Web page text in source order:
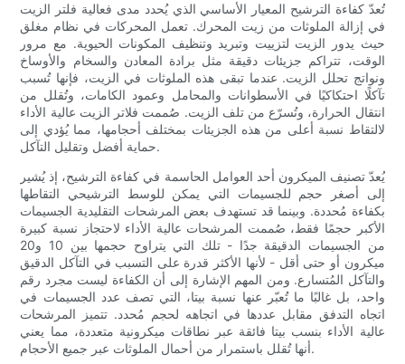
تُعدّ كفاءة الترشيح المعيار الأساسي الذي يُحدد مدى فعالية فلتر الزيت
في إزالة الملوثات من زيت المحرك. تعمل المحركات في نظام مغلق
حيث يدور الزيت لتزييت وتبريد وتنظيف المكونات الحيوية. مع مرور
الوقت، تتراكم جزيئات دقيقة مثل برادة المعادن والسخام والأوساخ
ونواتج تحلل الزيت. عندما تبقى هذه الملوثات في الزيت، فإنها تُسبب
تآكلًا احتكاكيًا في الأسطوانات والمحامل وعمود الكامات، وتُقلل من
انتقال الحرارة، وتُسرّع من تلف الزيت. صُممت فلاتر الزيت عالية الأداء
لالتقاط نسبة أعلى من هذه الجزيئات بمختلف أحجامها، مما يُؤدي إلى
حماية أفضل وتقليل التآكل.
يُعدّ تصنيف الميكرون أحد العوامل الحاسمة في كفاءة الترشيح، إذ يُشير
إلى أصغر حجم للجسيمات التي يمكن للوسط الترشيحي التقاطها
بكفاءة مُحددة. وبينما قد تستهدف بعض المرشحات التقليدية الجسيمات
الأكبر حجمًا فقط، صُممت المرشحات عالية الأداء لاحتجاز نسبة كبيرة
من الجسيمات الدقيقة جدًا - تلك التي يتراوح حجمها بين 10 و20
ميكرون أو حتى أقل - لأنها الأكثر قدرة على التسبب في التآكل الدقيق
والتآكل المُتسارع. ومن المهم الإشارة إلى أن الكفاءة ليست مجرد رقم
واحد، بل غالبًا ما تُعبّر عنها نسبة بيتا، التي تصف عدد الجسيمات في
اتجاه التدفق مقابل عددها في اتجاهه لحجم مُحدد. تتميز المرشحات
عالية الأداء بنسب بيتا فائقة عبر نطاقات ميكرونية متعددة، مما يعني
أنها تُقلل باستمرار من أحمال الملوثات عبر جميع الأحجام.